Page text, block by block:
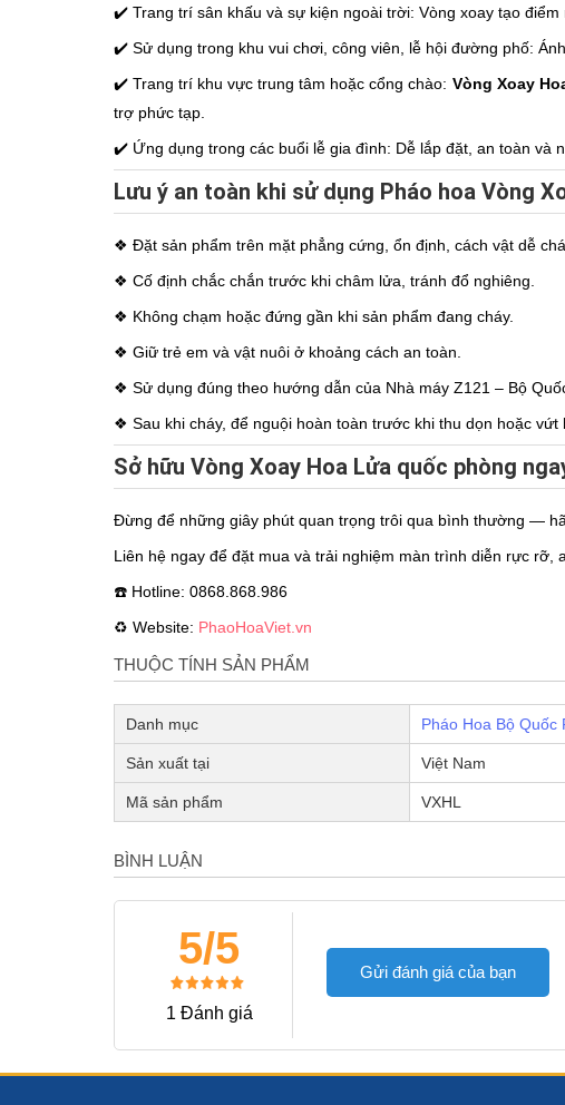
✔️ Trang trí sân khấu và sự kiện ngoài trời: Vòng xoay tạo
✔️ Sử dụng trong khu vui chơi, công viên, lễ hội đường phố:
✔️ Trang trí khu vực trung tâm hoặc cổng chào: Vòng Xoay
trợ phức tạp.
✔️ Ứng dụng trong các buổi lễ gia đình: Dễ lắp đặt, an toàn và
Lưu ý an toàn khi sử dụng Pháo hoa Vòng
❖ Đặt sản phẩm trên mặt phẳng cứng, ổn định, cách vật dễ
❖ Cố định chắc chắn trước khi châm lửa, tránh đổ nghiêng.
❖ Không chạm hoặc đứng gần khi sản phẩm đang cháy.
❖ Giữ trẻ em và vật nuôi ở khoảng cách an toàn.
❖ Sử dụng đúng theo hướng dẫn của Nhà máy Z121 – Bộ
❖ Sau khi cháy, để nguội hoàn toàn trước khi thu dọn hoặc vứt
Sở hữu Vòng Xoay Hoa Lửa quốc phòng
Đừng để những giây phút quan trọng trôi qua bình thường —
Liên hệ ngay để đặt mua và trải nghiệm màn trình diễn rực rỡ,
☎️ Hotline: 0868.868.986
♻ Website: PhaoHoaViet.vn
THUỘC TÍNH SẢN PHẨM
Danh mục Pháo Hoa Bộ Quốc
Sản xuất tại Việt Nam
Mã sản phẩm VXHL
BÌNH LUẬN
5/5
1 Đánh giá
Gửi đánh giá của bạn